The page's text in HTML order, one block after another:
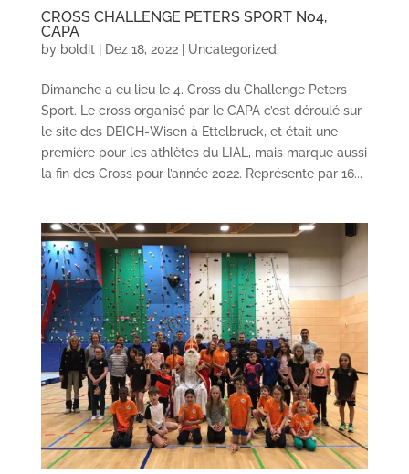
CROSS CHALLENGE PETERS SPORT No4,
CAPA
by boldit| Dez 18, 2022| Uncategorized
Dimanche a eu lieu le 4. Cross du Challenge Peters
Sport. Le cross organisé par le CAPA c’est déroulé sur
le site des DEICH-Wisen à Ettelbruck, et était une
première pour les athlètes du LIAL, mais marque aussi
la fin des Cross pour l’année 2022. Représente par 16...